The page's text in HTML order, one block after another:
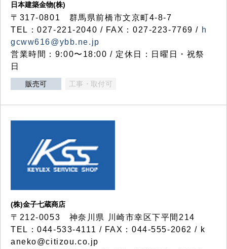
日本建築金物(株)
〒317‐0801 群馬県前橋市文京町4-8-7
TEL：027-221-2040 / FAX：027-223-7769 / h
gcww616@ybb.ne.jp
営業時間：9:00〜18:00 / 定休日：日曜日・祝祭
日
販売可 工事・取付可
(株)金子七蔵商店
〒212-0053 神奈川県 川崎市幸区下平間214
TEL：044-533-4111 / FAX：044-555-2062 / k
aneko@citizou.co.jp